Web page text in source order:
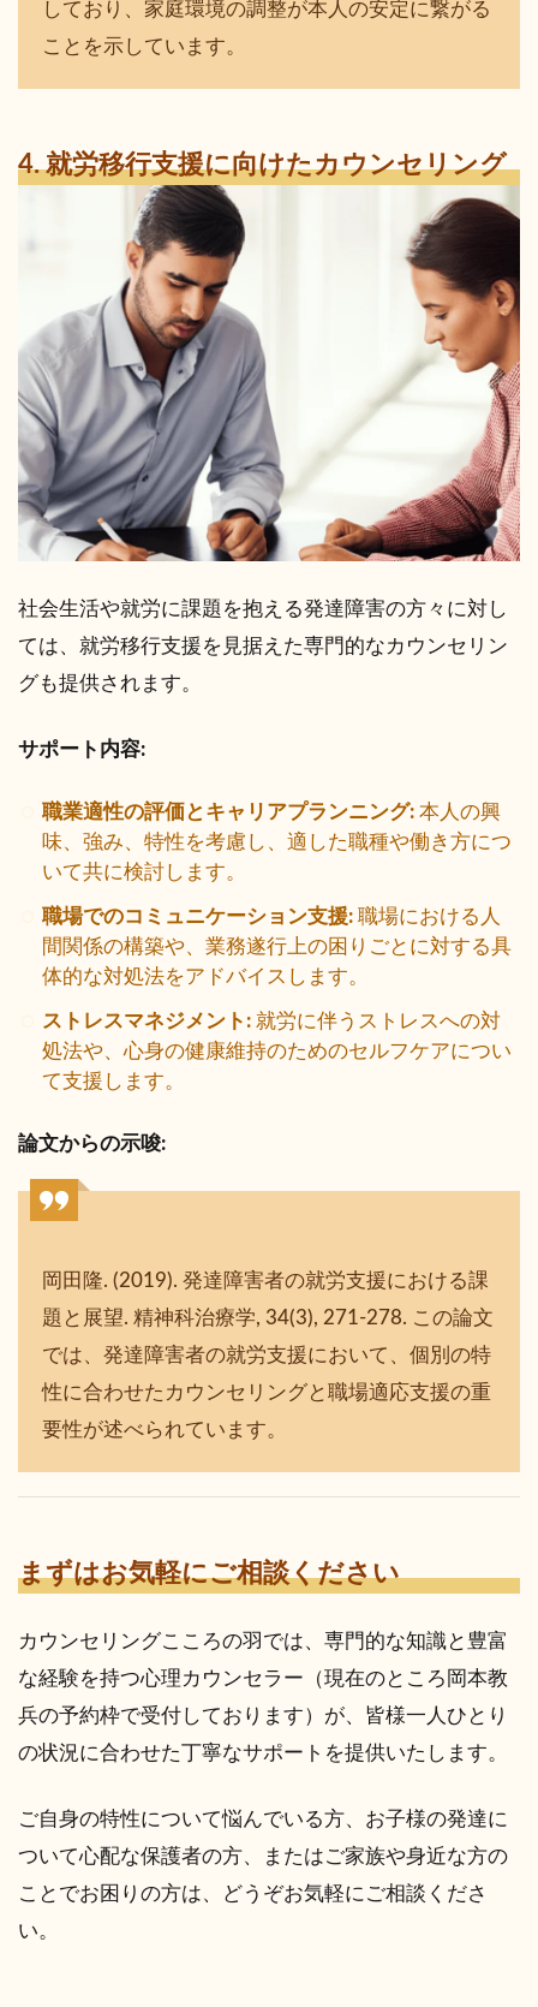
しており、家庭環境の調整が本人の安定に繋がる
ことを示しています。
4. 就労移行支援に向けたカウンセリング
社会生活や就労に課題を抱える発達障害の方々に対し
ては、就労移行支援を見据えた専門的なカウンセリン
グも提供されます。
サポート内容:
職業適性の評価とキャリアプランニング: 本人の興
味、強み、特性を考慮し、適した職種や働き方につ
いて共に検討します。
職場でのコミュニケーション支援: 職場における人
間関係の構築や、業務遂行上の困りごとに対する具
体的な対処法をアドバイスします。
ストレスマネジメント: 就労に伴うストレスへの対
処法や、心身の健康維持のためのセルフケアについ
て支援します。
論文からの示唆:
岡田隆. (2019). 発達障害者の就労支援における課
題と展望. 精神科治療学, 34(3), 271-278. この論文
では、発達障害者の就労支援において、個別の特
性に合わせたカウンセリングと職場適応支援の重
要性が述べられています。
まずはお気軽にご相談ください
カウンセリングこころの羽では、専門的な知識と豊富
な経験を持つ心理カウンセラー（現在のところ岡本教
兵の予約枠で受付しております）が、皆様一人ひとり
の状況に合わせた丁寧なサポートを提供いたします。
ご自身の特性について悩んでいる方、お子様の発達に
ついて心配な保護者の方、またはご家族や身近な方の
ことでお困りの方は、どうぞお気軽にご相談くださ
い。